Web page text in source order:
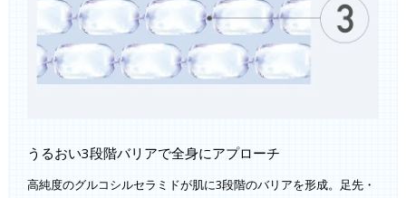
うるおい3段階バリアで全身にアプローチ
高純度のグルコシルセラミドが肌に3段階のバリアを形成。足先・